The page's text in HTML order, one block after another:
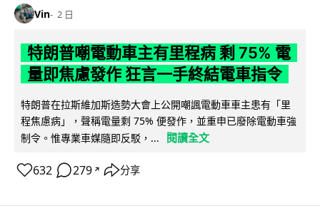
Vin 2 日
特朗普嘲電動車主有里程病 剩 75% 電
量即焦慮發作 狂言一手終結電車指令
特朗普在拉斯維加斯造勢大會上公開嘲諷電動車車主患有「里
程焦慮病」，聲稱電量剩 75% 便發作，並重申已廢除電動車強
制令。惟專業車媒隨即反駁，...
閱讀全文
632 279 ↗ 分享